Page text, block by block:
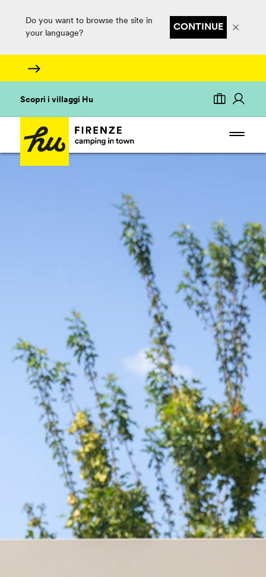
Do you want to browse the site in
your language?
CONTINUE
Scopri i villaggi Hu